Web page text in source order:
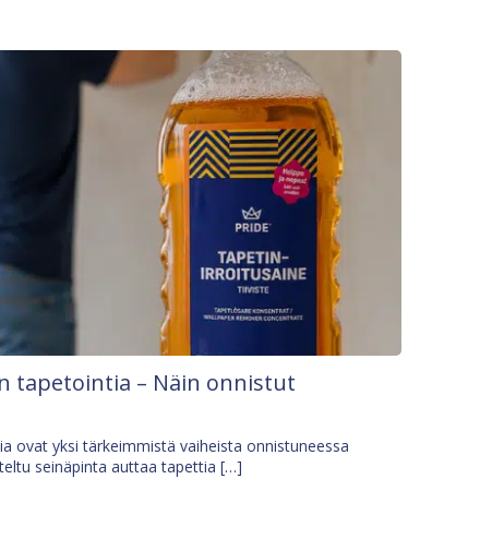
tapetointia – Näin onnistut
ovat yksi tärkeimmistä vaiheista onnistuneessa
seinäpinta auttaa tapettia […]